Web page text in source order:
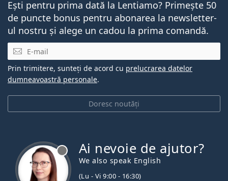
Ești pentru prima dată la Lentiamo? Primește 50
de puncte bonus pentru abonarea la newsletter-
ul nostru și alege un cadou la prima comandă.
E-mail
Doresc noutăți
Prin trimitere, sunteți de acord cu prelucrarea datelor
dumneavoastră personale.
Ai nevoie de ajutor?
We also speak English
(Lu - Vi 9:00 - 16:30)